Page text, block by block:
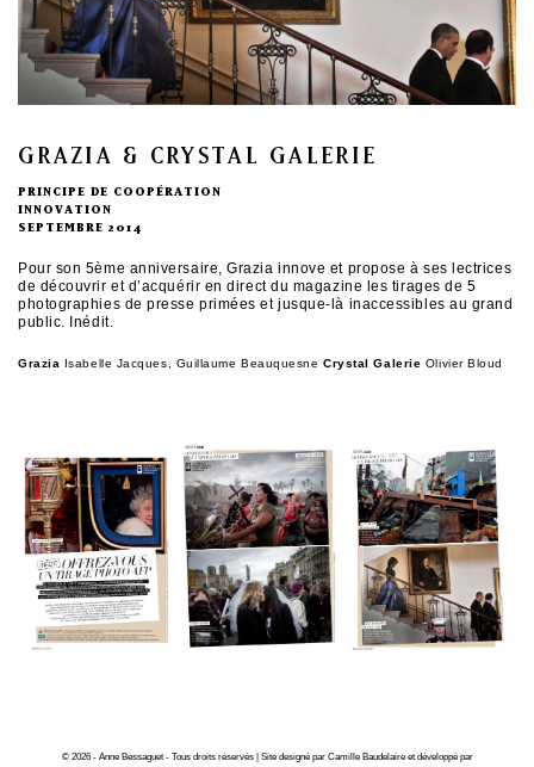
GRAZIA & CRYSTAL GALERIE
PRINCIPE DE COOPÉRATION
INNOVATION
SEPTEMBRE 2014
Pour son 5ème anniversaire, Grazia innove et propose à ses lectrices
de découvrir et d’acquérir en direct du magazine les tirages de 5
photographies de presse primées et jusque-là inaccessibles au grand
public. Inédit.
Grazia Isabelle Jacques, Guillaume BeauquesneCrystal Galerie Olivier Bloud
© 2026 - Anne Bessaguet - Tous droits réservés | Site designé par Camille Baudelaire et développé par